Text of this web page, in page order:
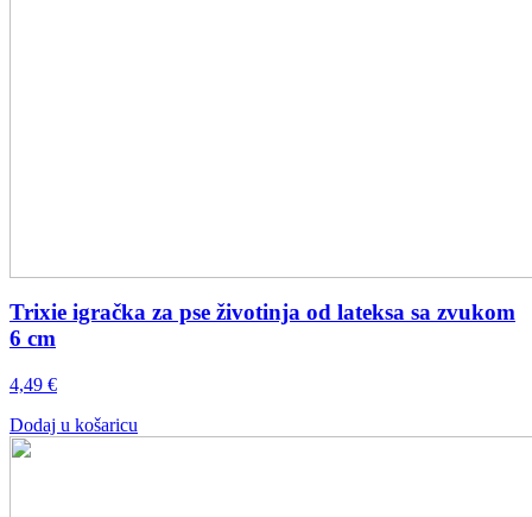
Trixie igračka za pse životinja od lateksa sa zvukom
6 cm
4,49 €
Dodaj u košaricu